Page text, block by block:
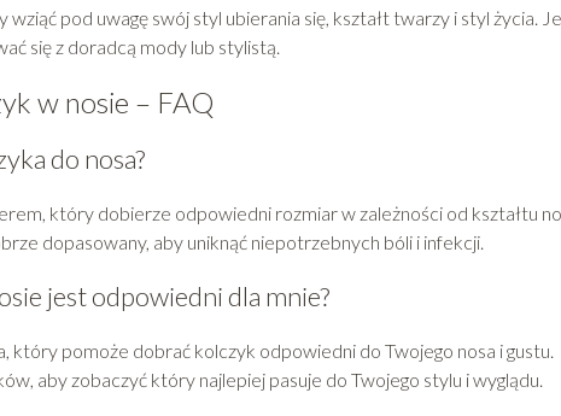
pod uwagę swój styl ubierania się, kształt twarzy i styl życia.
się z doradcą mody lub stylistą.
w nosie – FAQ
do nosa?
który dobierze odpowiedni rozmiar w zależności od kształtu
dopasowany, aby uniknąć niepotrzebnych bóli i infekcji.
jest odpowiedni dla mnie?
który pomoże dobrać kolczyk odpowiedni do Twojego nosa i gustu.
aby zobaczyć który najlepiej pasuje do Twojego stylu i wyglądu.